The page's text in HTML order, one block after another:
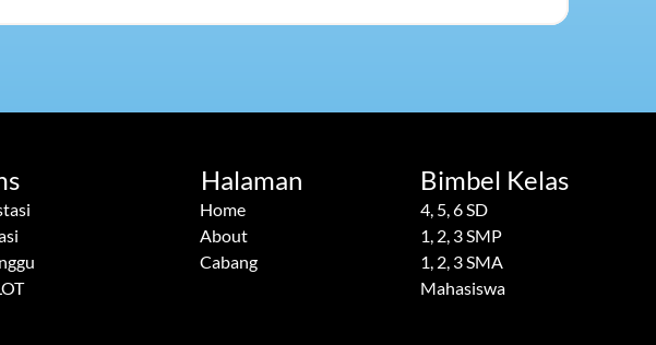
Halaman
Home
About
Cabang
Bimbel Kelas
4, 5, 6 SD
1, 2, 3 SMP
1, 2, 3 SMA
Mahasiswa